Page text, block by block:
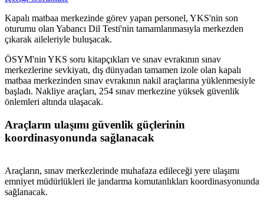
Kapalı matbaa merkezinde görev yapan personel, YKS'nin son
oturumu olan Yabancı Dil Testi'nin tamamlanmasıyla merkezden
çıkarak aileleriyle buluşacak.
ÖSYM'nin YKS soru kitapçıkları ve sınav evrakının sınav
merkezlerine sevkiyatı, dış dünyadan tamamen izole olan kapalı
matbaa merkezinden sınav evrakının nakil araçlarına yüklenmesiyle
başladı. Nakliye araçları, 254 sınav merkezine yüksek güvenlik
önlemleri altında ulaşacak.
Araçların ulaşımı güvenlik güçlerinin
koordinasyonunda sağlanacak
Araçların, sınav merkezlerinde muhafaza edileceği yere ulaşımı
emniyet müdürlükleri ile jandarma komutanlıkları koordinasyonunda
sağlanacak.